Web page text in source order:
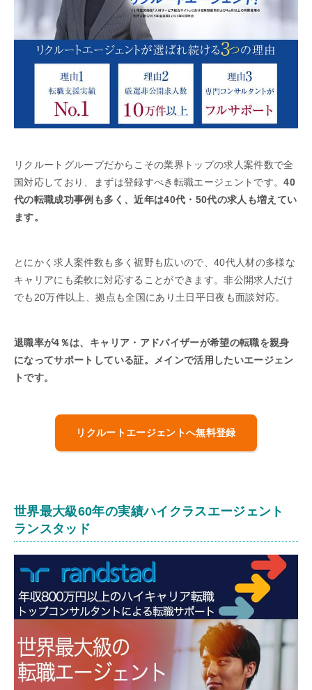
リクルートグループだからこその業界トップの求人案件数で全
国対応しており、まずは登録すべき転職エージェントです。40
代の転職成功事例も多く、近年は40代・50代の求人も増えてい
ます。
とにかく求人案件数も多く裾野も広いので、40代人材の多様な
キャリアにも柔軟に対応することができます。非公開求人だけ
でも20万件以上、拠点も全国にあり土日平日夜も面談対応。
退職率が4％は、キャリア・アドバイザーが希望の転職を親身
になってサポートしている証。メインで活用したいエージェン
トです。
リクルートエージェントへ無料登録
世界最大級60年の実績ハイクラスエージェント
ランスタッド